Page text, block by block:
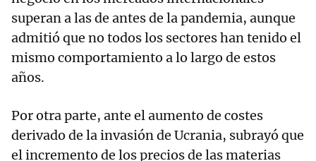
superan a las de antes de la pandemia, aunque
admitió que no todos los sectores han tenido el
mismo comportamiento a lo largo de estos
años.
Por otra parte, ante el aumento de costes
derivado de la invasión de Ucrania, subrayó que
el incremento de los precios de las materias